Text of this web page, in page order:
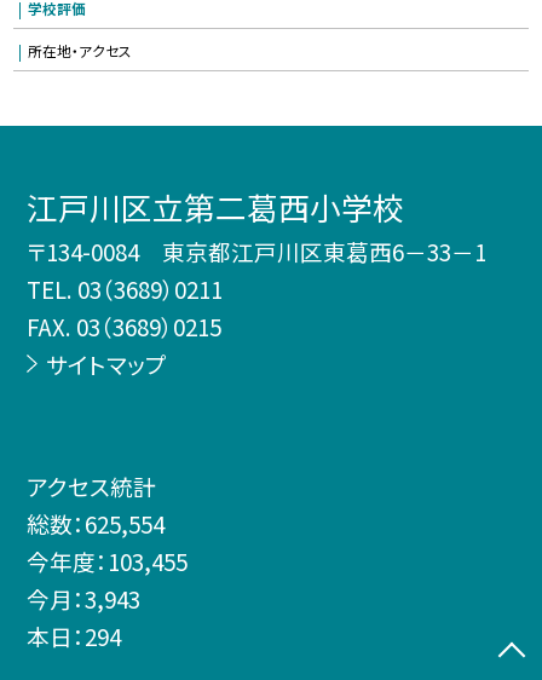
学校評価
所在地・アクセス
江戸川区立第二葛西小学校
〒134-0084 東京都江戸川区東葛西6－33－1
TEL. 03（3689）0211
FAX. 03（3689）0215
サイトマップ
アクセス統計
総数：625,554
今年度： 103,455
今月：3,943
本日：294